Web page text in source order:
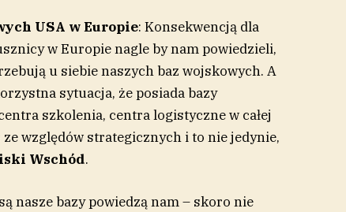
USA w Europie: Konsekwencją dla
w Europie nagle by nam powiedzieli,
u siebie naszych baz wojskowych. A
sytuacja, że posiada bazy
szkolenia, centra logistyczne w całej
względów strategicznych i to nie jedynie,
Wschód.
nasze bazy powiedzą nam – skoro nie